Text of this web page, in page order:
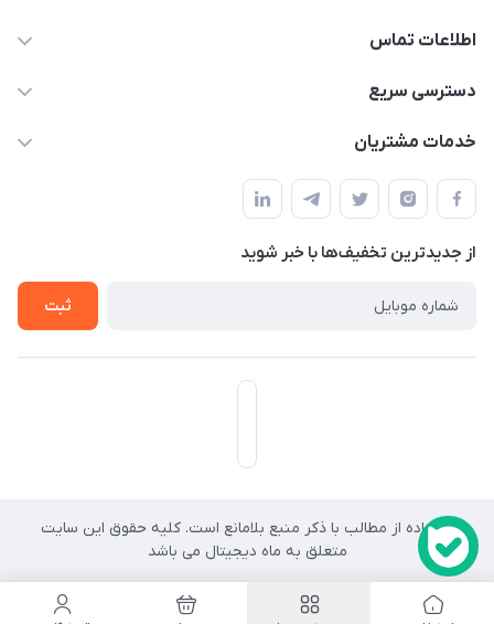
اطلاعات تماس
09170079505
دسترسی سریع
حساب کاربری
لیست محصولات
درباره ما
خدمات مشتریان
قوانین و مقررات
حریم خصوصی
راهنما
از جدید‌ترین تخفیف‌ها با‌ خبر شوید
ثبت
کد
رهگیری
ارسالی
استفاده از مطالب با ذکر منبع بلامانع است. کلیه حقوق این سایت
متعلق به ماه دیجیتال می باشد